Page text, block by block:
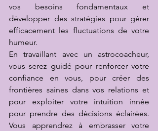
vos besoins fondamentaux et
développer des stratégies pour gérer
efficacement les fluctuations de votre
humeur.
En travaillant avec un astrocoacheur,
vous serez guidé pour renforcer votre
confiance en vous, pour créer des
frontières saines dans vos relations et
pour exploiter votre intuition innée
pour prendre des décisions éclairées.
Vous apprendrez à embrasser votre